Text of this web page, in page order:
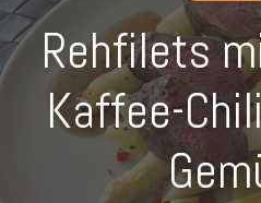
content
Rehfilets
Kaffee-